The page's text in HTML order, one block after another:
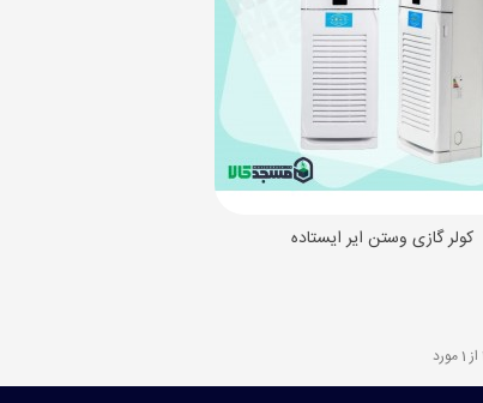
کیسه کفش مسجدی برزنتی
(بدون مالیات)
مگنت غدیری
12,000 تومان (بدون مالیات)
نمایش سریع
کولر گازی وستن ایر ایستاده